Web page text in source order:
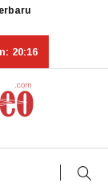
20:16